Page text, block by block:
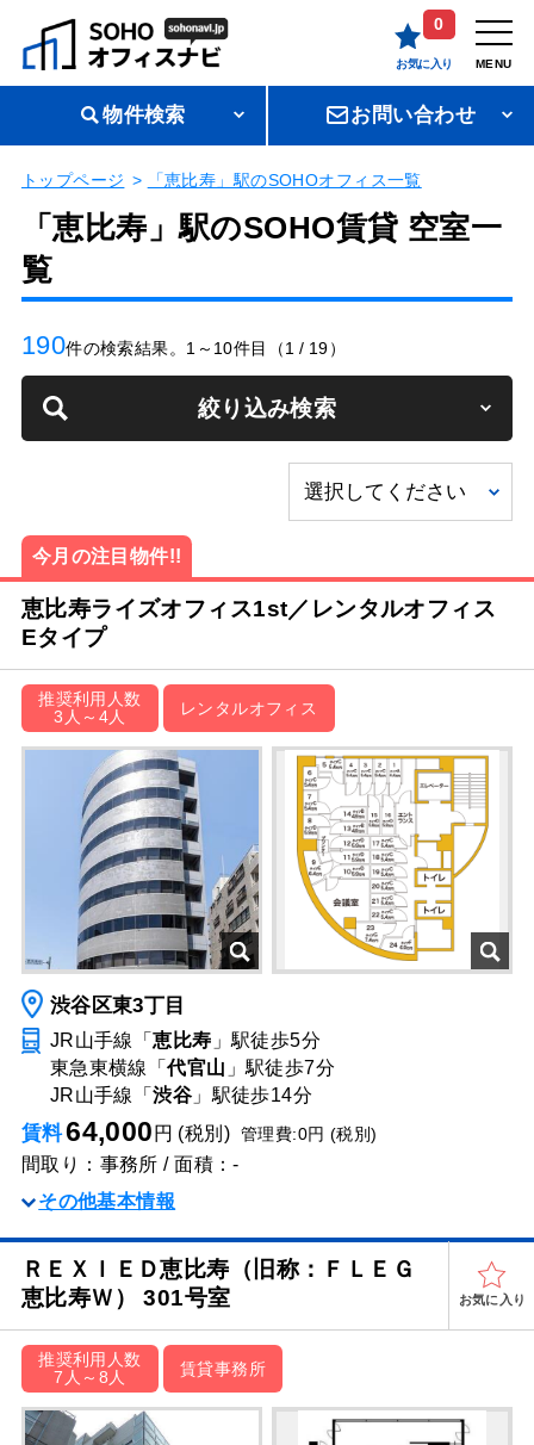
0
お気に入り MENU
物件検索 お問い合わせ
トップページ 「恵比寿」駅のSOHOオフィス一覧
「恵比寿」駅のSOHO賃貸 空室一
覧
190件の検索結果。1～10件目（1 / 19）
絞り込み検索
今月の注目物件!!
恵比寿ライズオフィス1st／レンタルオフィス
Eタイプ
推奨利用人数
3人～4人
レンタルオフィス
渋谷区東3丁目
JR山手線「恵比寿 」駅徒歩5分
東急東横線「代官山 」駅徒歩7分
JR山手線「渋谷 」駅徒歩14分
賃料64,000 円 (税別) 管理費:0円 (税別)
間取り：事務所 / 面積：-
その他基本情報
ＲＥＸＩＥＤ恵比寿（旧称：ＦＬＥＧ
恵比寿Ｗ） 301号室
お気に入り
推奨利用人数
7人～8人
賃貸事務所